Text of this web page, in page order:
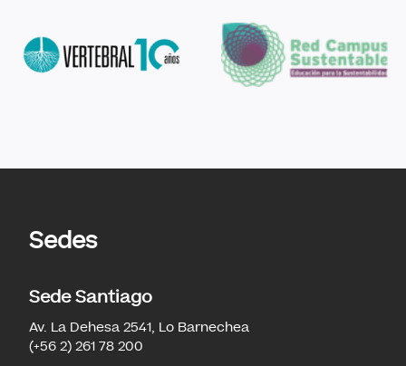
Sedes
Sede Santiago
Av. La Dehesa 2541, Lo Barnechea
(+56 2) 261 78 200